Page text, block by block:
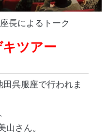
長によるトーク
ツアー
呉服座で行われま
山さん。